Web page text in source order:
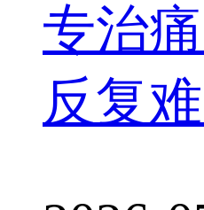
专治
反复